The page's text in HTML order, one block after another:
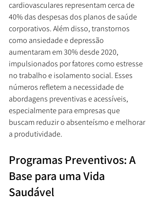
cardiovasculares representam cerca de
40% das despesas dos planos de saúde
corporativos. Além disso, transtornos
como ansiedade e depressão
aumentaram em 30% desde 2020,
impulsionados por fatores como estresse
no trabalho e isolamento social. Esses
números refletem a necessidade de
abordagens preventivas e acessíveis,
especialmente para empresas que
buscam reduzir o absenteísmo e melhorar
a produtividade.
Programas Preventivos: A
Base para uma Vida
Saudável